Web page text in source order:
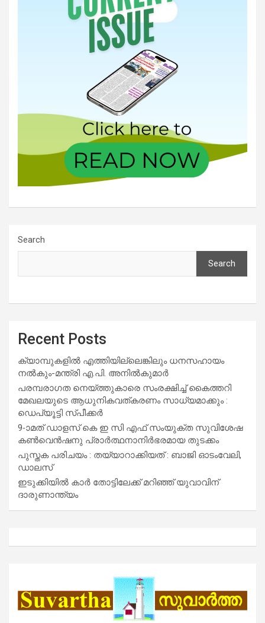
Search
Search
Recent Posts
ക്യാമ്പുകളിൽ എത്തിയില്ലെങ്കിലും ധനസഹായം
നൽകും-മന്ത്രി എ.പി. അനിൽകുമാർ
പരമ്പരാഗത നെയ്ത്തുകാരെ സംരക്ഷിച്ച് കൈത്തറി
മേഖലയുടെ ആധുനികവത്കരണം സാധ്യമാക്കും :
ഡെപ്യൂട്ടി സ്പീക്കർ
9-ാമത് ഡാളസ് കെ ഇ സി എഫ് സംയുക്ത സുവിശേഷ
കൺവെൻഷനു പ്രാർത്ഥനാനിർഭരമായ തുടക്കം
പുസ്തക പരിചയം : തയ്യാറാക്കിയത് : ബാജി ഓടംവേലി,
ഡാലസ്
ഇടുക്കിയിൽ കാർ തോട്ടിലേക്ക് മറിഞ്ഞ് യുവാവിന്
ദാരുണാന്ത്യം